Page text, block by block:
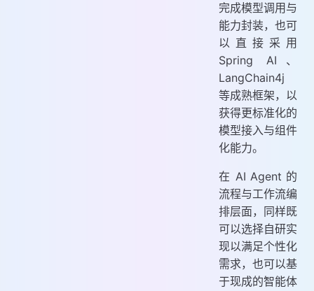
完成模型调用与
能力封装，也可
以直接采用
Spring AI、
LangChain4j
等成熟框架，以
获得更标准化的
模型接入与组件
化能力。
在 AI Agent 的
流程与工作流编
排层面，同样既
可以选择自研实
现以满足个性化
需求，也可以基
于现成的智能体